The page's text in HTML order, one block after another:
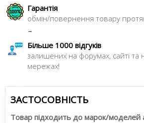
Гарантія
обмін/повернення товару
→
Більше 1000 відгуків
залишених на форумах, сайті та
мережах!
ЗАСТОСОВНІСТЬ
Товар підходить до марок/моделей